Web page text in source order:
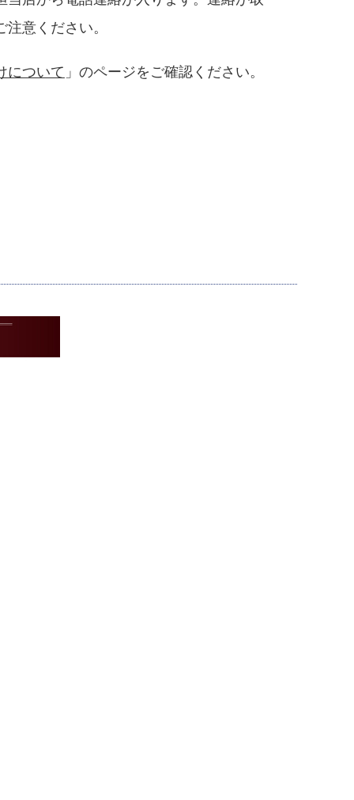
意ください。
について 」のページをご確認ください。